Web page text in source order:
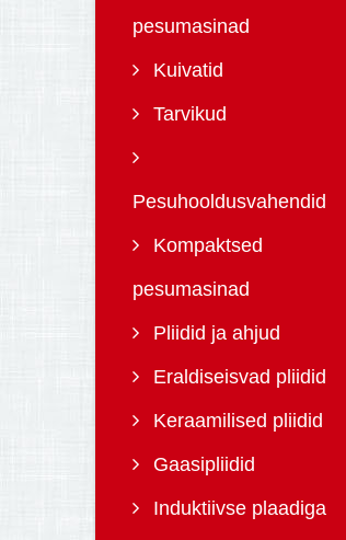
pesumasinad
Kuivatid
Tarvikud
Pesuhooldusvahendid
Kompaktsed
pesumasinad
Pliidid ja ahjud
Eraldiseisvad pliidid
Keraamilised pliidid
Gaasipliidid
Induktiivse plaadiga